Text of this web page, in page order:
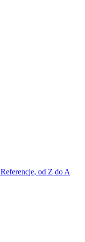
Referencje, od Z do A